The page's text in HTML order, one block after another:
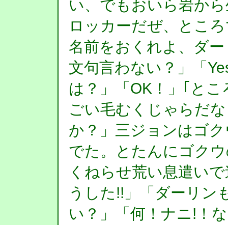
い、でもおいら岩か
ロッカーだぜ、とこ
名前をおくれよ、ダ
文句言わない？」「
は？」「OK！」｢と
ごい毛むくじゃらだ
か？」三ジョンはゴ
でた。とたんにゴク
くねらせ荒い息遣い
うした!!」「ダーリ
い？」「何！ナニ!！